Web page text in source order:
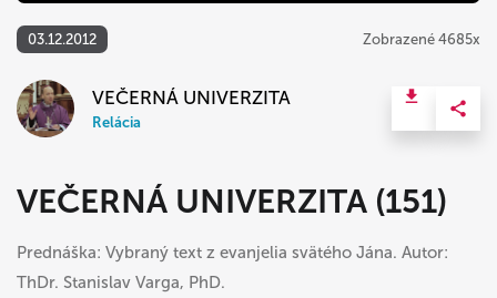
03.12.2012 Zobrazené 4685x
VEČERNÁ UNIVERZITA
Relácia
VEČERNÁ UNIVERZITA (151)
Prednáška: Vybraný text z evanjelia svätého Jána. Autor:
ThDr. Stanislav Varga, PhD.